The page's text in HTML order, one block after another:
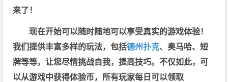
来了！
现在开始可以随时随地可以享受真实的游戏体验！
我们提供丰富多样的玩法，包括德州扑克、奥马哈、短
牌等等，让您尽情挑战自我，提高技巧。不仅如此， 可
以从游戏中获得体验币，所有玩家每日可以领取